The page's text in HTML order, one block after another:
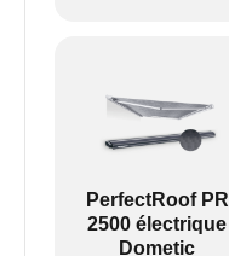
PerfectRoof PR
2500 électrique
Dometic